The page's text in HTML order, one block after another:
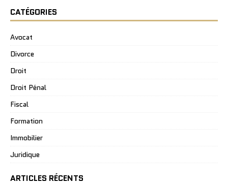
CATÉGORIES
Avocat
Divorce
Droit
Droit Pénal
Fiscal
Formation
Immobilier
Juridique
ARTICLES RÉCENTS